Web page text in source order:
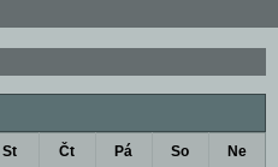
St Čt Pá So Ne